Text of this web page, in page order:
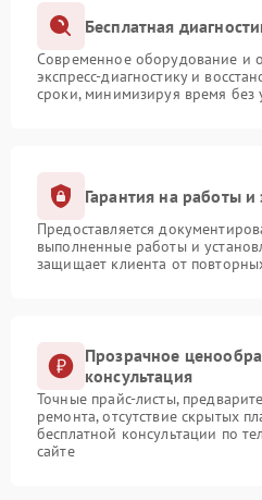
Бесплатная
Современное оборудование и
экспресс-диагностику и
сроки, минимизируя время без
Гарантия на работы и
Предоставляется
выполненные работы и
защищает клиента от
Прозрачное
консультация
Точные прайс-листы,
ремонта, отсутствие скрытых
бесплатной консультации по
сайте